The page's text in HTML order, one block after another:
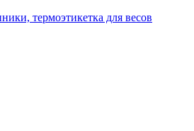
термоэтикетка для весов